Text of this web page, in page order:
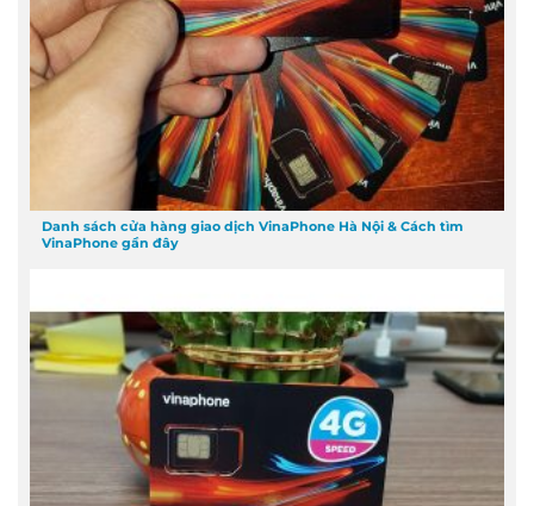
Danh sách cửa hàng giao dịch VinaPhone Hà Nội & Cách tìm
VinaPhone gần đây